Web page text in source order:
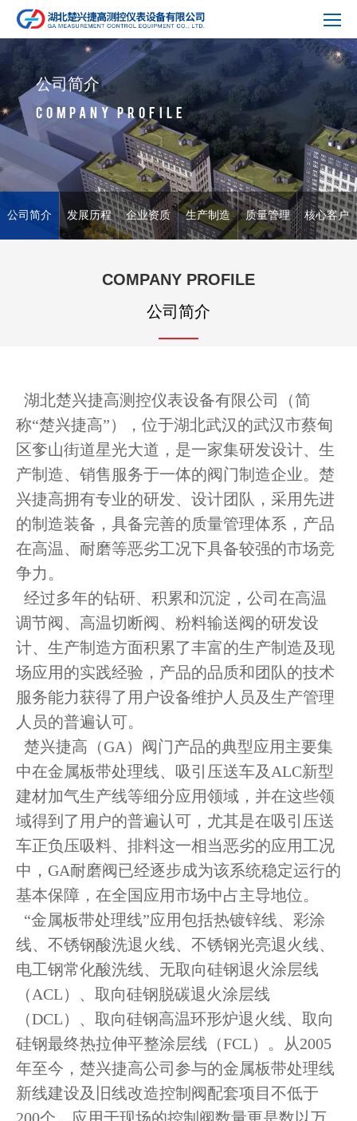
公司简介
COMPANY PROFILE
公司简介 发展历程 企业资质 生产制造 质量管理 核心客户
COMPANY PROFILE
公司简介
湖北楚兴捷高测控仪表设备有限公司（简
称“楚兴捷高”），位于湖北武汉的武汉市蔡甸
区奓山街道星光大道，是一家集研发设计、生
产制造、销售服务于一体的阀门制造企业。楚
兴捷高拥有专业的研发、设计团队，采用先进
的制造装备，具备完善的质量管理体系，产品
在高温、耐磨等恶劣工况下具备较强的市场竞
争力。
经过多年的钻研、积累和沉淀，公司在高温
调节阀、高温切断阀、粉料输送阀的研发设
计、生产制造方面积累了丰富的生产制造及现
场应用的实践经验，产品的品质和团队的技术
服务能力获得了用户设备维护人员及生产管理
人员的普遍认可。
楚兴捷高（GA）阀门产品的典型应用主要集
中在金属板带处理线、吸引压送车及ALC新型
建材加气生产线等细分应用领域，并在这些领
域得到了用户的普遍认可，尤其是在吸引压送
车正负压吸料、排料这一相当恶劣的应用工况
中，GA耐磨阀已经逐步成为该系统稳定运行的
基本保障，在全国应用市场中占主导地位。
“金属板带处理线”应用包括热镀锌线、彩涂
线、不锈钢酸洗退火线、不锈钢光亮退火线、
电工钢常化酸洗线、无取向硅钢退火涂层线
（ACL）、取向硅钢脱碳退火涂层线
（DCL）、取向硅钢高温环形炉退火线、取向
硅钢最终热拉伸平整涂层线（FCL）。从2005
年至今，楚兴捷高公司参与的金属板带处理线
新线建设及旧线改造控制阀配套项目不低于